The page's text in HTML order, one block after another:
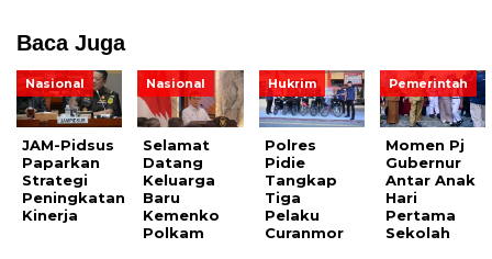
Baca Juga
Nasional
JAM-Pidsus
Paparkan
Strategi
Peningkatan
Kinerja
Nasional
Selamat
Datang
Keluarga
Baru
Kemenko
Polkam
Hukrim
Polres
Pidie
Tangkap
Tiga
Pelaku
Curanmor
Pemerintah
Momen Pj
Gubernur
Antar Anak
Hari
Pertama
Sekolah